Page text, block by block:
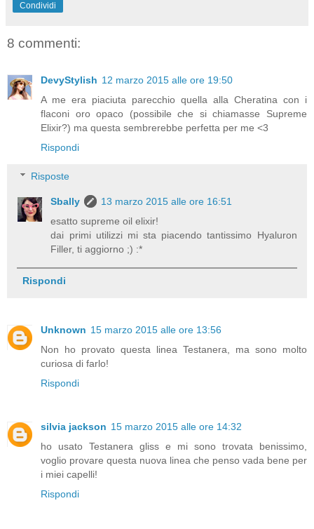
Condividi
8 commenti:
DevyStylish 12 marzo 2015 alle ore 19:50
A me era piaciuta parecchio quella alla Cheratina con i
flaconi oro opaco (possibile che si chiamasse Supreme
Elixir?) ma questa sembrerebbe perfetta per me <3
Rispondi
Risposte
Sbally
13 marzo 2015 alle ore 16:51
esatto supreme oil elixir!
dai primi utilizzi mi sta piacendo tantissimo Hyaluron
Filler, ti aggiorno ;) :*
Rispondi
Unknown 15 marzo 2015 alle ore 13:56
Non ho provato questa linea Testanera, ma sono molto
curiosa di farlo!
Rispondi
silvia jackson 15 marzo 2015 alle ore 14:32
ho usato Testanera gliss e mi sono trovata benissimo,
voglio provare questa nuova linea che penso vada bene per
i miei capelli!
Rispondi